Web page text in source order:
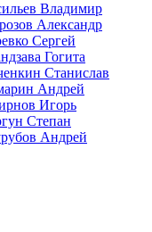
Владимир
Александр
Сергей
Гогита
Станислав
Андрей
Игорь
Степан
Андрей